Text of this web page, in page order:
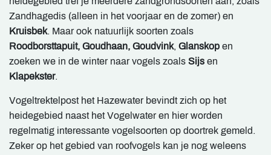
Zandhagedis (alleen in het voorjaar en de zomer) en
Kruisbek. Maar ook natuurlijk soorten zoals
Roodborsttapuit, Goudhaan, Goudvink, Glanskop en
zoeken we in de winter naar vogels zoals Sijs en
Klapekster.
Vogeltrektelpost het Hazewater bevindt zich op het
heidegebied naast het Vogelwater en hier worden
regelmatig interessante vogelsoorten op doortrek gemeld.
Zeker op het gebied van roofvogels kan je nog weleens